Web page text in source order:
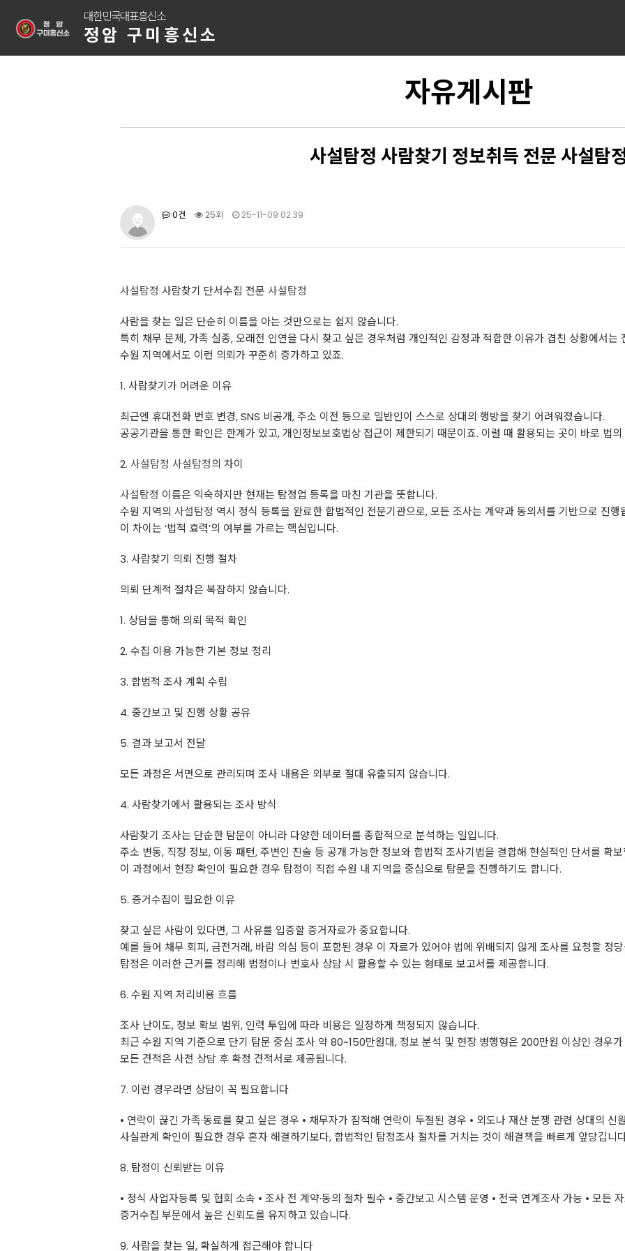
대한민국대표흥신소
정암 구미흥신소
자유게시판
사설탐정 사람찾기 정보취득 전문 사설탐
0건 25회 25-11-09 02:39
사설탐정 사람찾기 단서수집 전문 사설탐정
사람을 찾는 일은 단순히 이름을 아는 것만으로는 쉽지 않습니다.
특히 채무 문제, 가족 실종, 오래전 인연을 다시 찾고 싶은 경우처럼 개인적인 감정과 적합한 이유가 겹친 상황에서는
수원 지역에서도 이런 의뢰가 꾸준히 증가하고 있죠.
1. 사람찾기가 어려운 이유
최근엔 휴대전화 번호 변경, SNS 비공개, 주소 이전 등으로 일반인이 스스로 상대의 행방을 찾기 어려워졌습니다.
공공기관을 통한 확인은 한계가 있고, 개인정보보호법상 접근이 제한되기 때문이죠. 이럴 때 활용되는 곳이 바로 법
2. 사설탐정 사설탐정의 차이
사설탐정 이름은 익숙하지만 현재는 탐정업 등록을 마친 기관을 뜻합니다.
수원 지역의 사설탐정 역시 정식 등록을 완료한 합법적인 전문기관으로, 모든 조사는 계약과 동의서를 기반으로 진행
이 차이는 ‘법적 효력’의 여부를 가르는 핵심입니다.
3. 사람찾기 의뢰 진행 절차
의뢰 단계적 절차은 복잡하지 않습니다.
1. 상담을 통해 의뢰 목적 확인
2. 수집 이용 가능한 기본 정보 정리
3. 합법적 조사 계획 수립
4. 중간보고 및 진행 상황 공유
5. 결과 보고서 전달
모든 과정은 서면으로 관리되며 조사 내용은 외부로 절대 유출되지 않습니다.
4. 사람찾기에서 활용되는 조사 방식
사람찾기 조사는 단순한 탐문이 아니라 다양한 데이터를 종합적으로 분석하는 일입니다.
주소 변동, 직장 정보, 이동 패턴, 주변인 진술 등 공개 가능한 정보와 합법적 조사기법을 결합해 현실적인 단서를 확
이 과정에서 현장 확인이 필요한 경우 탐정이 직접 수원 내 지역을 중심으로 탐문을 진행하기도 합니다.
5. 증거수집이 필요한 이유
찾고 싶은 사람이 있다면, 그 사유를 입증할 증거자료가 중요합니다.
예를 들어 채무 회피, 금전거래, 바람 의심 등이 포함된 경우 이 자료가 있어야 법에 위배되지 않게 조사를 요청할 정
탐정은 이러한 근거를 정리해 법정이나 변호사 상담 시 활용할 수 있는 형태로 보고서를 제공합니다.
6. 수원 지역 처리비용 흐름
조사 난이도, 정보 확보 범위, 인력 투입에 따라 비용은 일정하게 책정되지 않습니다.
최근 수원 지역 기준으로 단기 탐문 중심 조사 약 80~150만원대, 정보 분석 및 현장 병행형은 200만원 이상인 경우
모든 견적은 사전 상담 후 확정 견적서로 제공됩니다.
7. 이런 경우라면 상담이 꼭 필요합니다
• 연락이 끊긴 가족·동료를 찾고 싶은 경우 • 채무자가 잠적해 연락이 두절된 경우 • 외도나 재산 분쟁 관련 상대의 신
사실관계 확인이 필요한 경우 혼자 해결하기보다, 합법적인 탐정조사 절차를 거치는 것이 해결책을 빠르게 앞당깁니
8. 탐정이 신뢰받는 이유
• 정식 사업자등록 및 협회 소속 • 조사 전 계약·동의 절차 필수 • 중간보고 시스템 운영 • 전국 연계조사 가능 • 모든
증거수집 부문에서 높은 신뢰도를 유지하고 있습니다.
9. 사람을 찾는 일, 확실하게 접근해야 합니다